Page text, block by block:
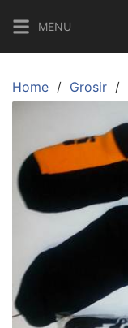
content
MENU
Home Grosir